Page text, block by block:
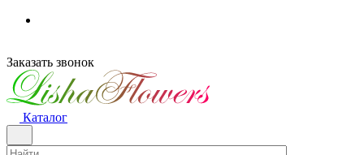
Заказать звонок
Каталог